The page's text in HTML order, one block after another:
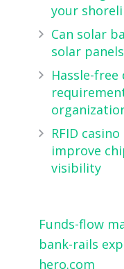
your
Can solar
solar panels
Hassle-
RFID
improve
visibility
Funds-flow
bank-rails
hero.com